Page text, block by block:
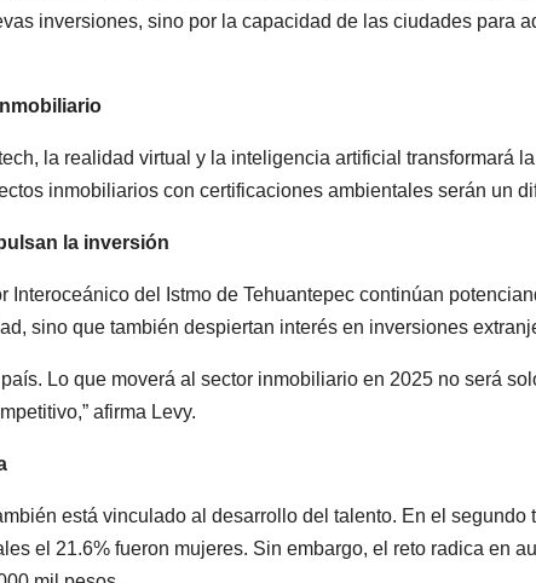
inversiones, sino por la capacidad de las ciudades para
la realidad virtual y la inteligencia artificial transformará
inmobiliarios con certificaciones ambientales serán un
la inversión
del Istmo de Tehuantepec continúan
sino que también despiertan interés en inversiones
Lo que moverá al sector inmobiliario en 2025 no será
afirma Levy.
está vinculado al desarrollo del talento. En el segundo
el 21.6% fueron mujeres. Sin embargo, el reto radica en